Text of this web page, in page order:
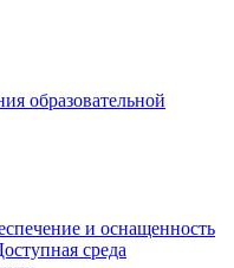
образовательной
и оснащенность
среда